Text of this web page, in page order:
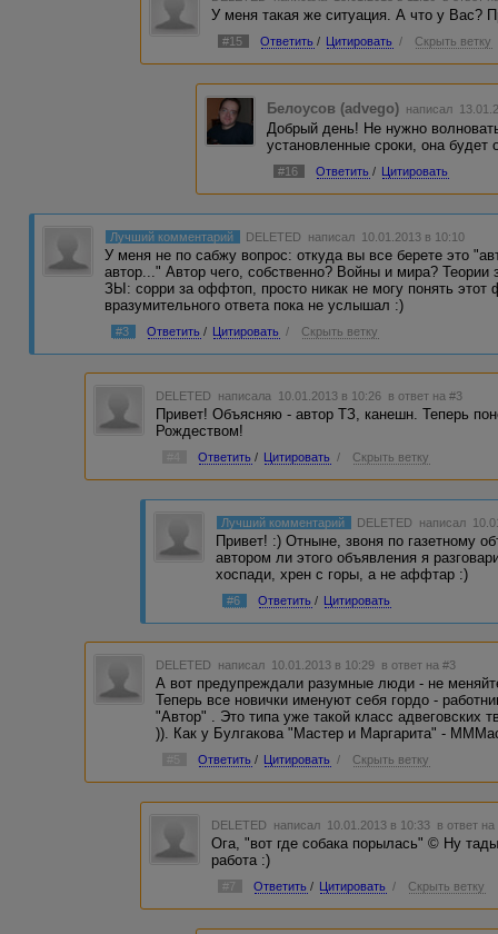
У меня такая же ситуация. А что у Вас?
#15 Ответить / Цитировать / Скрыть ветку
Белоусов (advego) написал
Добрый день! Не нужно
установленные сроки, она будет
#16 Ответить / Цитировать
Лучший комментарий DELETED написал 10.01.2013 в 10:10
У меня не по сабжу вопрос: откуда вы все берете это
автор..." Автор чего, собственно? Войны и мира? Теории
ЗЫ: сорри за оффтоп, просто никак не могу понять
вразумительного ответа пока не услышал :)
#3 Ответить / Цитировать / Скрыть ветку
DELETED написала 10.01.2013 в 10:26 в ответ на #3
Привет! Объясняю - автор ТЗ, канешн. Теперь
Рождеством!
Ответить / Цитировать / Скрыть ветку
Лучший комментарий DELETED написал
Привет! :) Отныне, звоня по газетному
автором ли этого объявления я
хоспади, хрен с горы, а не аффтар :)
#6 Ответить / Цитировать
DELETED написал 10.01.2013 в 10:29 в ответ на #3
А вот предупреждали разумные люди - не
Теперь все новички именуют себя гордо -
"Автор" . Это типа уже такой класс адвеговских
)). Как у Булгакова "Мастер и Маргарита" -
Ответить / Цитировать / Скрыть ветку
DELETED написал 10.01.2013 в 10:33 в ответ на
Ога, "вот где собака порылась" © Ну
работа :)
#7 Ответить / Цитировать / Скрыть ветку